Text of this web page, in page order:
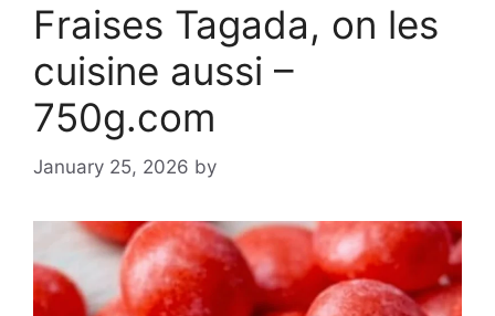
Fraises Tagada, on les
cuisine aussi –
750g.com
January 25, 2026 by